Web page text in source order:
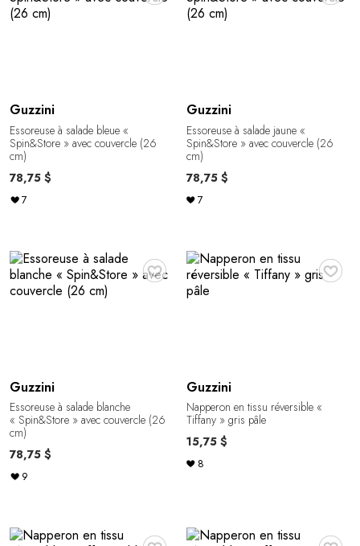
Guzzini
Essoreuse à salade bleue «
Spin&Store » avec couvercle (26
cm)
78,75 $
7
Guzzini
Essoreuse à salade jaune «
Spin&Store » avec couvercle (26
cm)
78,75 $
7
♥
Guzzini
Essoreuse à salade blanche
« Spin&Store » avec couvercle (26
cm)
78,75 $
9
♥
Guzzini
Napperon en tissu réversible «
Tiffany » gris pâle
15,75 $
8
♥ ♥